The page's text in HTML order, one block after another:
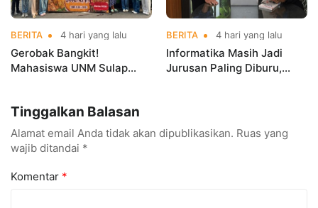
BERITA 4 hari yang lalu
Gerobak Bangkit!
Mahasiswa UNM Sulap
BERITA 4 hari yang lalu
Informatika Masih Jadi
Jurusan Paling Diburu,
Tinggalkan Balasan
Alamat email Anda tidak akan dipublikasikan. Ruas yang
wajib ditandai *
Komentar *